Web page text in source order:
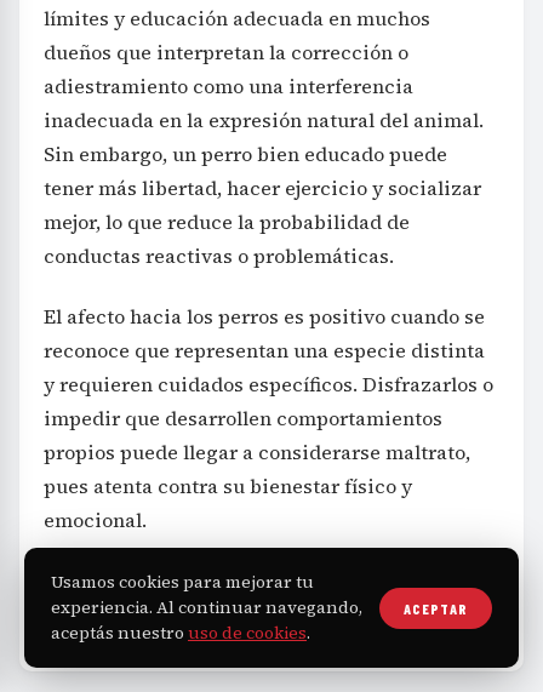
límites y educación adecuada en muchos
dueños que interpretan la corrección o
adiestramiento como una interferencia
inadecuada en la expresión natural del animal.
Sin embargo, un perro bien educado puede
tener más libertad, hacer ejercicio y socializar
mejor, lo que reduce la probabilidad de
conductas reactivas o problemáticas.
El afecto hacia los perros es positivo cuando se
reconoce que representan una especie distinta
y requieren cuidados específicos. Disfrazarlos o
impedir que desarrollen comportamientos
propios puede llegar a considerarse maltrato,
pues atenta contra su bienestar físico y
emocional.
TAGS
Usamos cookies para mejorar tu
experiencia. Al continuar navegando,
aceptás nuestro uso de cookies.
ACEPTAR